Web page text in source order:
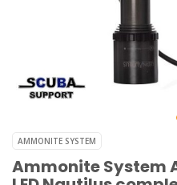
AMMONITE SYSTEM
Ammonite System